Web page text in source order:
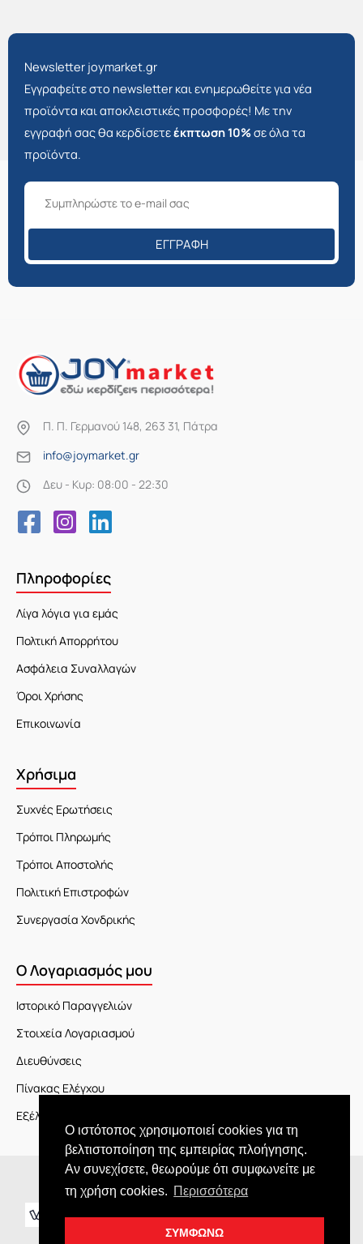
Ο ιστότοπος χρησιμοποιεί cookies για τη
βελτιστοποίηση της εμπειρίας πλοήγησης.
Αν συνεχίσετε, θεωρούμε ότι συμφωνείτε με
τη χρήση cookies. Περισσότερα
ΣΥΜΦΩΝΩ
Newsletter joymarket.gr
Εγγραφείτε στο newsletter και ενημερωθείτε για νέα
προϊόντα και αποκλειστικές προσφορές! Με την
εγγραφή σας θα κερδίσετεέκπτωση 10%σε όλα τα
προϊόντα.
ΕΓΓΡΑΦΉ
Π. Π. Γερμανού 148, 263 31, Πάτρα
info@joymarket.gr
Δευ - Κυρ: 08:00 - 22:30
Πληροφορίες
Λίγα λόγια για εμάς
Πολτική Απορρήτου
Ασφάλεια Συναλλαγών
Όροι Χρήσης
Επικοινωνία
Χρήσιμα
Συχνές Ερωτήσεις
Τρόποι Πληρωμής
Τρόποι Αποστολής
Πολιτική Επιστροφών
Συνεργασία Χονδρικής
Ο Λογαριασμός μου
Ιστορικό Παραγγελιών
Στοιχεία Λογαριασμού
Διευθύνσεις
Πίνακας Ελέγχου
Εξέλιξη Παραγγελίας
Copyright © 2026 JOY market